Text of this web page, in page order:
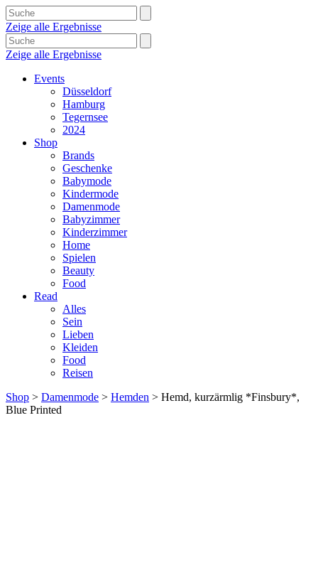
Zeige alle Ergebnisse
Zeige alle Ergebnisse
Events
Düsseldorf
Hamburg
Tegernsee
2024
Shop
Brands
Geschenke
Babymode
Kindermode
Damenmode
Babyzimmer
Kinderzimmer
Home
Spielen
Beauty
Food
Read
Alles
Sein
Lieben
Kleiden
Food
Reisen
Shop > Damenmode > Hemden > Hemd, kurzärmlig *Finsbury*,
Blue Printed